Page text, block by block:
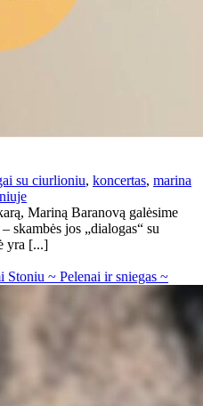
su ciurlioniu, koncertas, marina
Mariną Baranovą galėsime
skambės jos „dialogas“ su
yra [...]
~ Pelenai ir sniegas ~